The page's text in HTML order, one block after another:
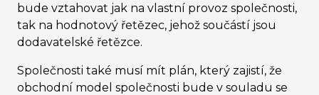
bude vztahovat jak na vlastní provoz společnosti,
tak na hodnotový řetězec, jehož součástí jsou
dodavatelské řetězce.
Společnosti také musí mít plán, který zajistí, že
obchodní model společnosti bude v souladu se